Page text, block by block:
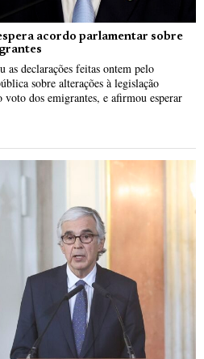
acordo parlamentar sobre
as declarações feitas ontem pelo
sobre alterações à legislação
dos emigrantes, e afirmou esperar